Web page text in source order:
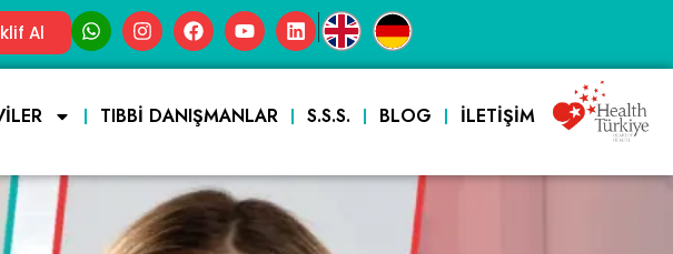
Al |
TIBBI DANIŞMANLAR S.S.S. BLOG İLETIŞIM